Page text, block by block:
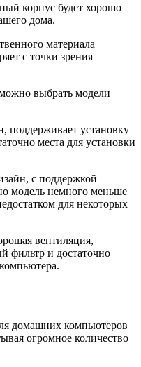
корпус будет хорошо
дома.
материала
с точки зрения
выбрать модели
поддерживает установку
места для установки
с поддержкой
модель немного меньше
для некоторых
вентиляция,
фильтр и достаточно
домашних компьютеров
огромное количество